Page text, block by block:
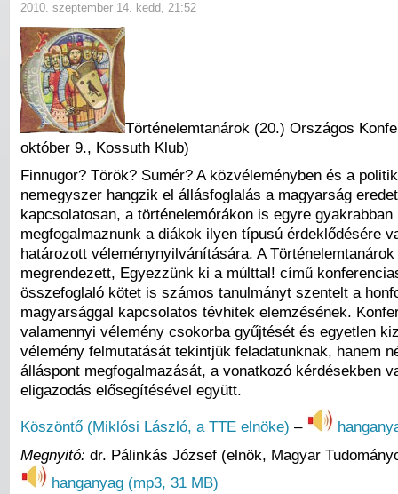
2010. szeptember 14. kedd, 21:52
Történelemtanárok (20.) Országos
október 9., Kossuth Klub)
Finnugor? Török? Sumér? A közvéleményben és a
nemegyszer hangzik el állásfoglalás a magyarság
kapcsolatosan, a történelemórákon is egyre
megfogalmaznunk a diákok ilyen típusú érdeklődésére
határozott véleménynyilvánítására. A
megrendezett, Egyezzünk ki a múlttal! című
összefoglaló kötet is számos tanulmányt szentelt a
magyarsággal kapcsolatos tévhitek elemzésének.
valamennyi vélemény csokorba gyűjtését és egyetlen
vélemény felmutatását tekintjük feladatunknak, hanem
álláspont megfogalmazását, a vonatkozó kérdésekben
eligazodás elősegítésével együtt.
Köszöntő (Miklósi László, a TTE elnöke) –
Megnyitó: dr. Pálinkás József (elnök, Magyar
hanganyag (mp3, 31 MB)